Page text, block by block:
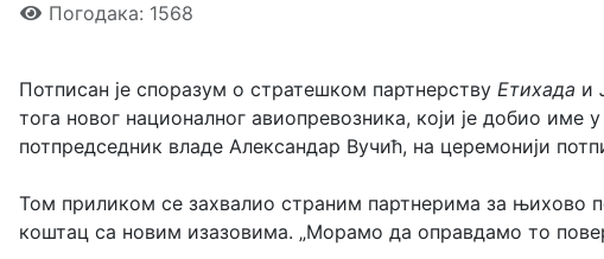
Погодака: 1568
Потписан је споразум о стратешком партнерству Етихада и
тога новог националног авиопревозника, који је добио
потпредседник владе Александар Вучић, на церемонији
Том приликом се захвалио страним партнерима за њихово
коштац са новим изазовима. „Морамо да оправдамо то